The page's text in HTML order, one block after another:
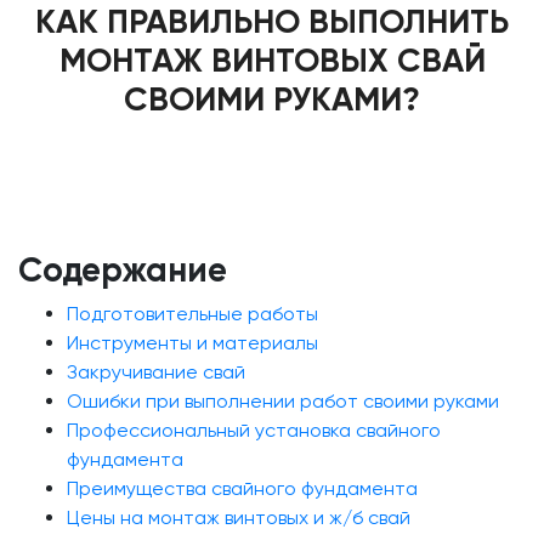
КАК ПРАВИЛЬНО ВЫПОЛНИТЬ
МОНТАЖ ВИНТОВЫХ СВАЙ
СВОИМИ РУКАМИ?
Содержание
Подготовительные работы
Инструменты и материалы
Закручивание свай
Ошибки при выполнении работ своими руками
Профессиональный установка свайного
фундамента
Преимущества свайного фундамента
Цены на монтаж винтовых и ж/б свай